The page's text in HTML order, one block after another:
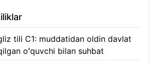
tili C1: muddatidan oldin davlat
oʻquvchi bilan suhbat